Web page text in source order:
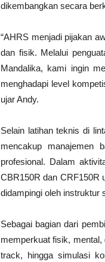
dikembangkan secara
“AHRS menjadi pijakan
dan fisik. Melalui
Mandalika, kami ingin
menghadapi level
ujar Andy.
Selain latihan teknis di
mencakup manajemen
profesional. Dalam
CBR150R dan CRF150R
didampingi oleh instruktur
Sebagai bagian dari
memperkuat fisik,
track, hingga simulasi